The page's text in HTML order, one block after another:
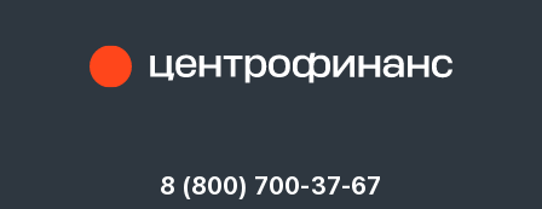
8 (800) 700-37-67